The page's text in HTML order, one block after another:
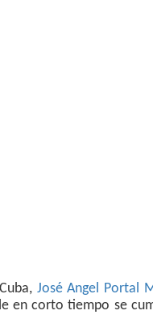
José Angel Portal
en corto tiempo se